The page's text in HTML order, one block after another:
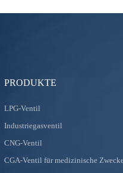
PRODUKTE
LPG-Ventil
Industriegasventil
CNG-Ventil
CGA-Ventil für medizinische